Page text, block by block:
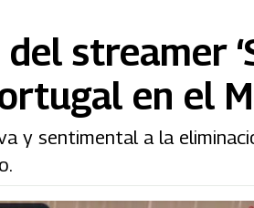
streamer
en el
y sentimental a la